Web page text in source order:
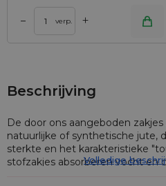
– verp. +
Toevoegen aan
Beschrijving
De door ons aangeboden
natuurlijke of synthetische jute,
sterkte en het karakteristieke
stofzakjes absorberen vocht en
Volledige